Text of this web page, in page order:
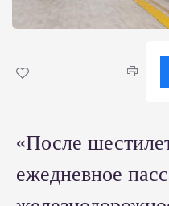
«После
ежедневное